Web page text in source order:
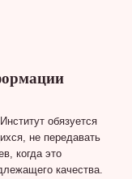
обязуется
не передавать
когда это
качества.